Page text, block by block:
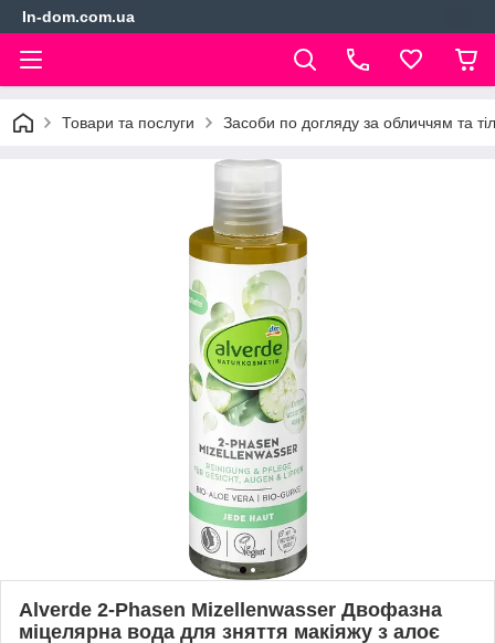
In-dom.com.ua
Товари та послуги Засоби по догляду за обличчям та
Alverde 2-Phasen Mizellenwasser Двофазна
міцелярна вода для зняття макіяжу з алоє